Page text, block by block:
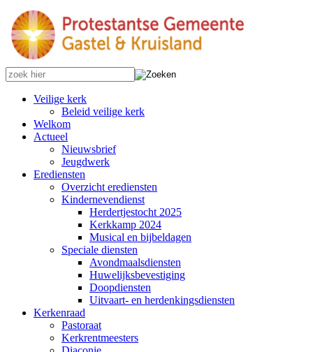
Veilige kerk
Beleid veilige kerk
Welkom
Actueel
Nieuwsbrief
Jeugdwerk
Erediensten
Overzicht erediensten
Kindernevendienst
Herdertjestocht 2025
Kerkkamp 2024
Musical en bijbeldagen
Speciale diensten
Avondmaalsdiensten
Huwelijksbevestiging
Doopdiensten
Uitvaart- en herdenkingsdiensten
Kerkenraad
Pastoraat
Kerkrentmeesters